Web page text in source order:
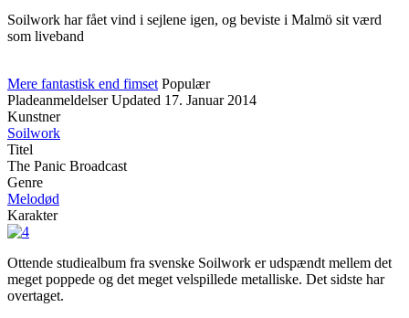
Soilwork har fået vind i sejlene igen, og beviste i Malmö sit værd
som liveband
Mere fantastisk end fimset Populær
Pladeanmeldelser Updated 17. Januar 2014
Kunstner
Soilwork
Titel
The Panic Broadcast
Genre
Melodød
Karakter
Ottende studiealbum fra svenske Soilwork er udspændt mellem det
meget poppede og det meget velspillede metalliske. Det sidste har
overtaget.